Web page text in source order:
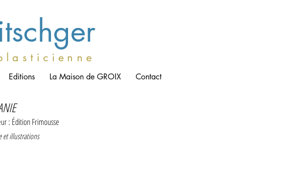
a s t i c i e n n e
Editions La Maison de GROIX Contact
: Édition Frimousse
et illustrations